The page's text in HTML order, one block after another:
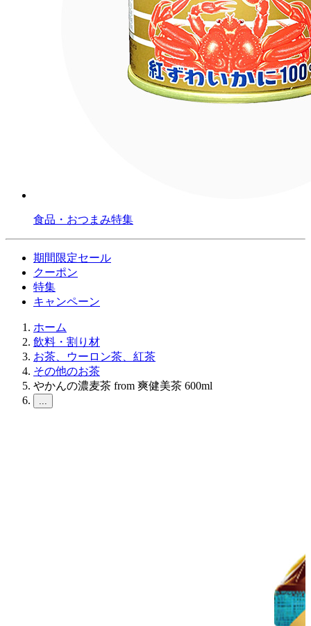
食品・おつまみ特集
期間限定セール
クーポン
特集
キャンペーン
ホーム
飲料・割り材
お茶、ウーロン茶、紅茶
その他のお茶
やかんの濃麦茶 from 爽健美茶 600ml
...